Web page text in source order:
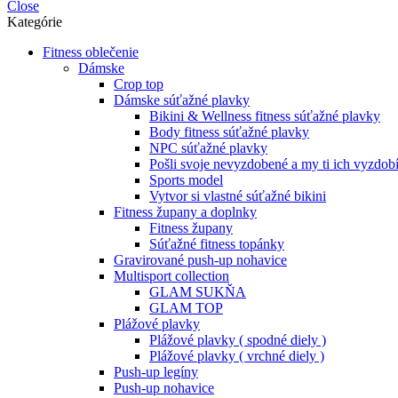
Close
Kategórie
Fitness oblečenie
Dámske
Crop top
Dámske súťažné plavky
Bikini & Wellness fitness súťažné plavky
Body fitness súťažné plavky
NPC súťažné plavky
Pošli svoje nevyzdobené a my ti ich
Sports model
Vytvor si vlastné súťažné bikini
Fitness župany a doplnky
Fitness župany
Súťažné fitness topánky
Gravirované push-up nohavice
Multisport collection
GLAM SUKŇA
GLAM TOP
Plážové plavky
Plážové plavky ( spodné diely )
Plážové plavky ( vrchné diely )
Push-up legíny
Push-up nohavice